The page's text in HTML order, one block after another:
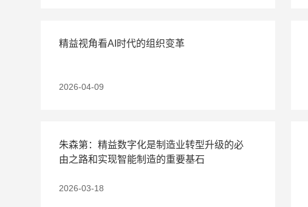
精益视角看AI时代的组织变革
2026-04-09
朱森第：精益数字化是制造业转型升级的必
由之路和实现智能制造的重要基石
2026-03-18